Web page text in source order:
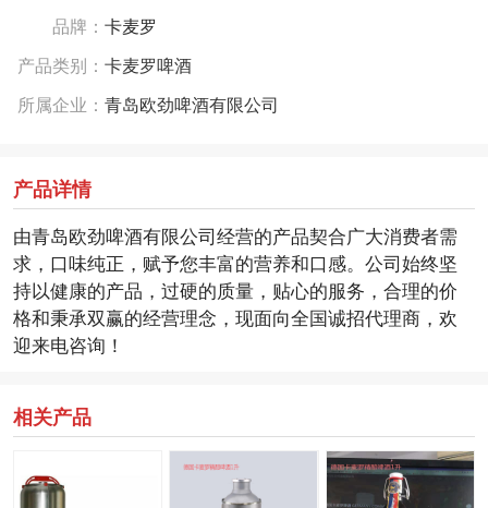
品牌： 卡麦罗
产品类别： 卡麦罗啤酒
所属企业： 青岛欧劲啤酒有限公司
产品详情
由青岛欧劲啤酒有限公司经营的产品契合广大消费者需
求，口味纯正，赋予您丰富的营养和口感。公司始终坚
持以健康的产品，过硬的质量，贴心的服务，合理的价
格和秉承双赢的经营理念，现面向全国诚招代理商，欢
迎来电咨询！
相关产品